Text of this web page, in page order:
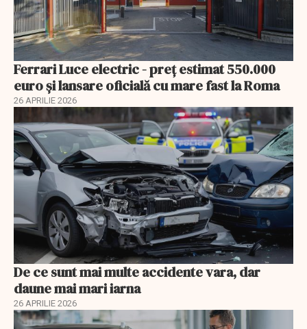
Ferrari Luce electric - preț estimat 550.000
euro și lansare oficială cu mare fast la Roma
26 APRILIE 2026
De ce sunt mai multe accidente vara, dar
daune mai mari iarna
26 APRILIE 2026